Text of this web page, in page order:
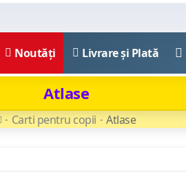
Noutăți Livrare și Plată
Carti pentru copii Atlase
Atlase